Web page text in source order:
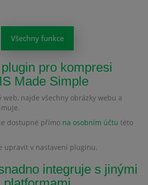
Všechny funkce
pro kompresi
Made Simple
najde všechny obrázky webu a
dostupné přímo na osobním účtu této
upravit v nastavení pluginu.
integruje s jinými